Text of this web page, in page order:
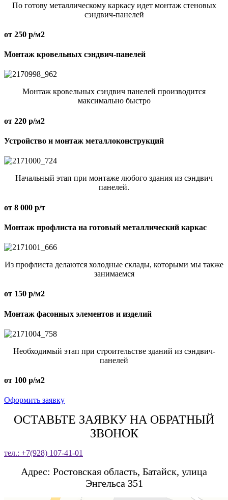
По готову металлическому каркасу идет монтаж стеновых
сэндвич-панелей
от 250 р/м2
Монтаж кровельных сэндвич-панелей
Монтаж кровельных сэндвич панелей производится
максимально быстро
от 220 р/м2
Устройство и монтаж металлоконструкций
Начальный этап при монтаже любого здания из сэндвич
панелей.
от 8 000 р/т
Монтаж профлиста на готовый металлический каркас
Из профлиста делаются холодные склады, которыми мы также
занимаемся
от 150 р/м2
Монтаж фасонных элементов и изделий
Необходимый этап при строительстве зданий из сэндвич-
панелей
от 100 р/м2
Оформить заявку
ОСТАВЬТЕ ЗАЯВКУ НА ОБРАТНЫЙ
ЗВОНОК
тел.: +7(928) 107-41-01
Адрес: Ростовская область, Батайск, улица
Энгельса 351